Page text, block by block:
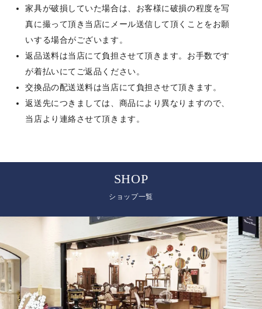
家具が破損していた場合は、お客様に破損の程度を写
真に撮って頂き当店にメール送信して頂くことをお願
いする場合がございます。
返品送料は当店にて負担させて頂きます。お手数です
が着払いにてご返品ください。
交換品の配送送料は当店にて負担させて頂きます。
返送先につきましては、商品により異なりますので、
当店より連絡させて頂きます。
SHOP
ショップ一覧